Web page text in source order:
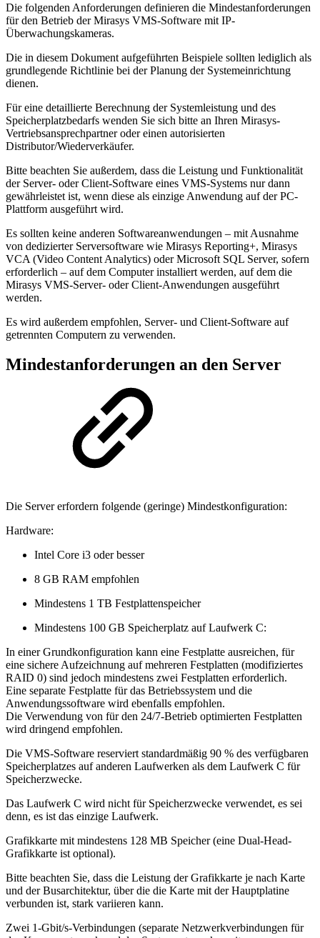
Die folgenden Anforderungen definieren die Mindestanforderungen
für den Betrieb der Mirasys VMS-Software mit IP-
Überwachungskameras.
Die in diesem Dokument aufgeführten Beispiele sollten lediglich als
grundlegende Richtlinie bei der Planung der Systemeinrichtung
dienen.
Für eine detaillierte Berechnung der Systemleistung und des
Speicherplatzbedarfs wenden Sie sich bitte an Ihren Mirasys-
Vertriebsansprechpartner oder einen autorisierten
Distributor/Wiederverkäufer.
Bitte beachten Sie außerdem, dass die Leistung und Funktionalität
der Server- oder Client-Software eines VMS-Systems nur dann
gewährleistet ist, wenn diese als einzige Anwendung auf der PC-
Plattform ausgeführt wird.
Es sollten keine anderen Softwareanwendungen – mit Ausnahme
von dedizierter Serversoftware wie Mirasys Reporting+, Mirasys
VCA (Video Content Analytics) oder Microsoft SQL Server, sofern
erforderlich – auf dem Computer installiert werden, auf dem die
Mirasys VMS-Server- oder Client-Anwendungen ausgeführt
werden.
Es wird außerdem empfohlen, Server- und Client-Software auf
getrennten Computern zu verwenden.
Mindestanforderungen an den Server
Die Server erfordern folgende (geringe) Mindestkonfiguration:
Hardware:
Intel Core i3 oder besser
8 GB RAM empfohlen
Mindestens 1 TB Festplattenspeicher
Mindestens 100 GB Speicherplatz auf Laufwerk C:
In einer Grundkonfiguration kann eine Festplatte ausreichen, für
eine sichere Aufzeichnung auf mehreren Festplatten (modifiziertes
RAID 0) sind jedoch mindestens zwei Festplatten erforderlich.
Eine separate Festplatte für das Betriebssystem und die
Anwendungssoftware wird ebenfalls empfohlen.
Die Verwendung von für den 24/7-Betrieb optimierten Festplatten
wird dringend empfohlen.
Die VMS-Software reserviert standardmäßig 90 % des verfügbaren
Speicherplatzes auf anderen Laufwerken als dem Laufwerk C für
Speicherzwecke.
Das Laufwerk C wird nicht für Speicherzwecke verwendet, es sei
denn, es ist das einzige Laufwerk.
Grafikkarte mit mindestens 128 MB Speicher (eine Dual-Head-
Grafikkarte ist optional).
Bitte beachten Sie, dass die Leistung der Grafikkarte je nach Karte
und der Busarchitektur, über die die Karte mit der Hauptplatine
verbunden ist, stark variieren kann.
Zwei 1-Gbit/s-Verbindungen (separate Netzwerkverbindungen für